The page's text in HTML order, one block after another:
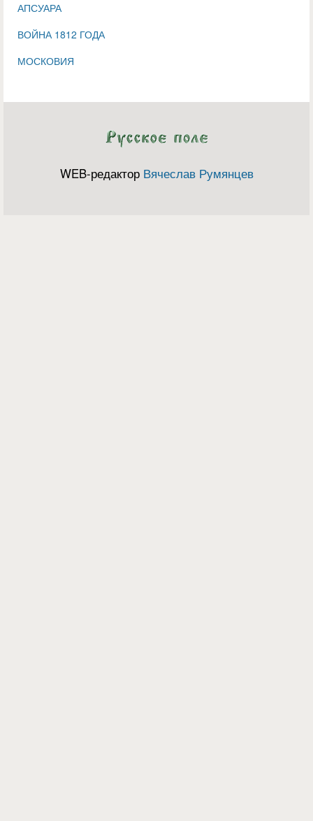
АПСУАРА
ВОЙНА 1812 ГОДА
МОСКОВИЯ
WEB-редактор Вячеслав Румянцев